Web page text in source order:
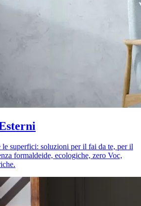
le superfici: soluzioni per il fai da te, per il
formaldeide, ecologiche, zero Voc,